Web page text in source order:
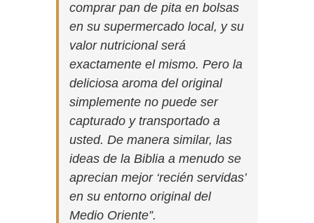
comprar pan de pita en bolsas
en su supermercado local, y su
valor nutricional será
exactamente el mismo. Pero la
deliciosa aroma del original
simplemente no puede ser
capturado y transportado a
usted. De manera similar, las
ideas de la Biblia a menudo se
aprecian mejor ‘recién servidas’
en su entorno original del
Medio Oriente”.